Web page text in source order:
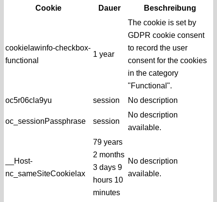
Cookie Dauer Beschreibung
cookielawinfo-checkbox-
functional
1 year
The cookie is set by
GDPR cookie consent
to record the user
consent for the cookies
in the category
"Functional".
oc5r06cla9yu
session No description
oc_sessionPassphrase session
No description
available.
__Host-
nc_sameSiteCookielax
79 years
2 months
3 days 9
hours 10
minutes
No description
available.